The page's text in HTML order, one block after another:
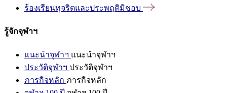
ร้องเรียนทุจริตและประพฤติมิชอบ
รู้จักจุฬาฯ
แนะนำจุฬาฯ แนะนำจุฬาฯ
ประวัติจุฬาฯ ประวัติจุฬาฯ
ภารกิจหลัก ภารกิจหลัก